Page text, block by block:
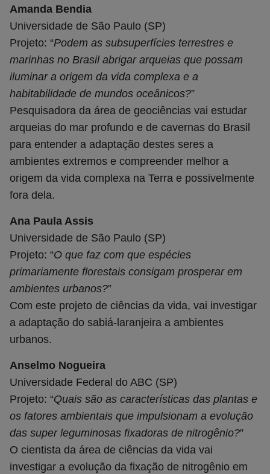
Amanda Bendia
Universidade de São Paulo (SP)
Projeto: “Podem as subsuperfícies terrestres e
marinhas no Brasil abrigar arqueias que possam
iluminar a origem da vida complexa e a
habitabilidade de mundos oceânicos?”
Pesquisadora da área de geociências vai estudar
arqueias do mar profundo e de cavernas do Brasil
para entender a adaptação destes seres a
ambientes extremos e compreender melhor a
origem da vida complexa na Terra e possivelmente
fora dela.
Ana Paula Assis
Universidade de São Paulo (SP)
Projeto: “O que faz com que espécies
primariamente florestais consigam prosperar em
ambientes urbanos?”
Com este projeto de ciências da vida, vai investigar
a adaptação do sabiá-laranjeira a ambientes
urbanos.
Anselmo Nogueira
Universidade Federal do ABC (SP)
Projeto: “Quais são as características das plantas e
os fatores ambientais que impulsionam a evolução
das super leguminosas fixadoras de nitrogênio?”
O cientista da área de ciências da vida vai
investigar a evolução da fixação de nitrogênio em